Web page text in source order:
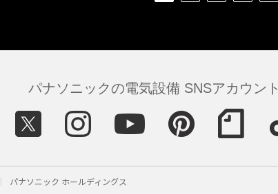
パナソニックの電気設備 SNSアカウント
パナソニック ホールディングス